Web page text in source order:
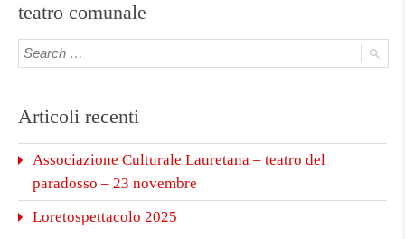
teatro comunale
Articoli recenti
Associazione Culturale Lauretana – teatro del
paradosso – 23 novembre
Loretospettacolo 2025